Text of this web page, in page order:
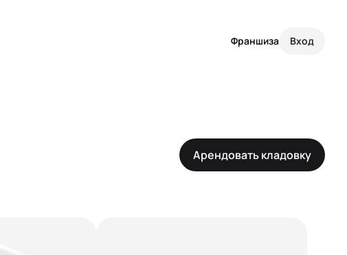
Франшиза Вход
Арендовать кладовку